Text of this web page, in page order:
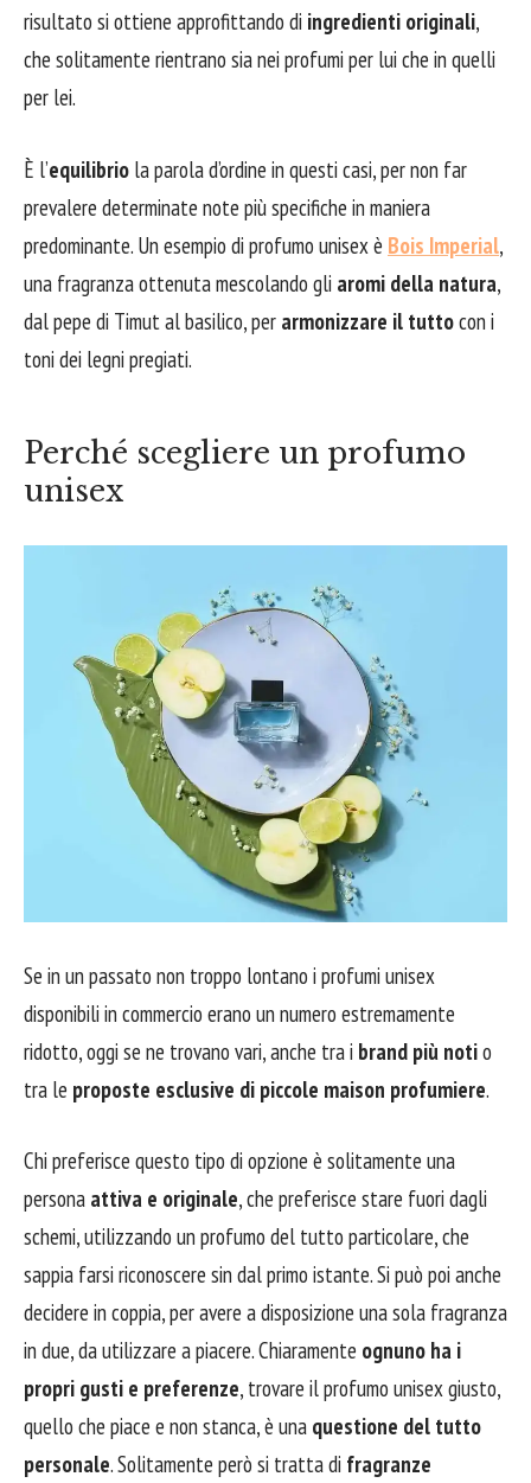
risultato si ottiene approfittando di ingredienti originali,
che solitamente rientrano sia nei profumi per lui che in quelli
per lei.
È l’equilibrio la parola d’ordine in questi casi, per non far
prevalere determinate note più specifiche in maniera
predominante. Un esempio di profumo unisex è Bois Imperial,
una fragranza ottenuta mescolando gli aromi della natura,
dal pepe di Timut al basilico, per armonizzare il tuttocon i
toni dei legni pregiati.
Perché scegliere un profumo
unisex
Se in un passato non troppo lontano i profumi unisex
disponibili in commercio erano un numero estremamente
ridotto, oggi se ne trovano vari, anche tra i brand più notio
tra le proposte esclusive di piccole maison profumiere.
Chi preferisce questo tipo di opzione è solitamente una
persona attiva e originale, che preferisce stare fuori dagli
schemi, utilizzando un profumo del tutto particolare, che
sappia farsi riconoscere sin dal primo istante. Si può poi anche
decidere in coppia, per avere a disposizione una sola fragranza
in due, da utilizzare a piacere. Chiaramente ognuno ha i
propri gusti e preferenze, trovare il profumo unisex giusto,
quello che piace e non stanca, è una questione del tutto
personale. Solitamente però si tratta di fragranze